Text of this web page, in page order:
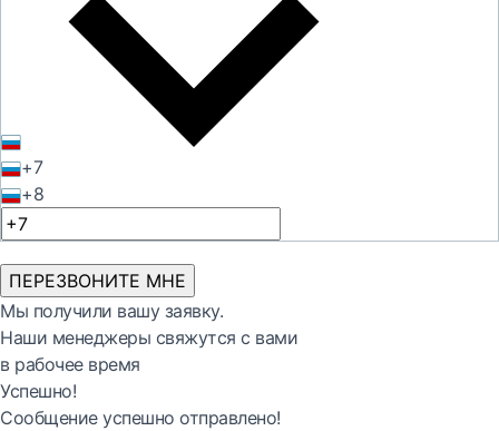
+7
+8
ПЕРЕЗВОНИТЕ МНЕ
Мы получили вашу заявку.
Наши менеджеры свяжутся с вами
в рабочее время
Успешно!
Сообщение успешно отправлено!